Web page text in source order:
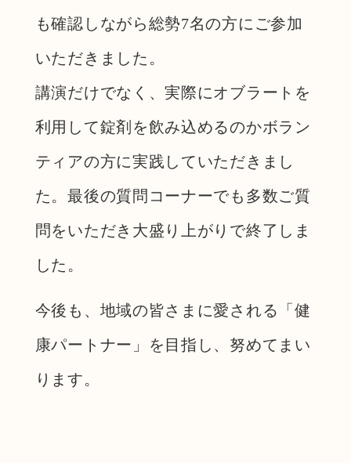
も確認しながら総勢7名の方にご参加
いただきました。
講演だけでなく、実際にオブラートを
利用して錠剤を飲み込めるのかボラン
ティアの方に実践していただきまし
た。最後の質問コーナーでも多数ご質
問をいただき大盛り上がりで終了しま
した。
今後も、地域の皆さまに愛される「健
康パートナー」を目指し、努めてまい
ります。